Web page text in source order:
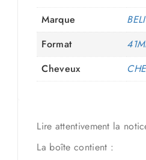
Marque
Format
Cheveux
Lire attentivement la
La boîte contient :